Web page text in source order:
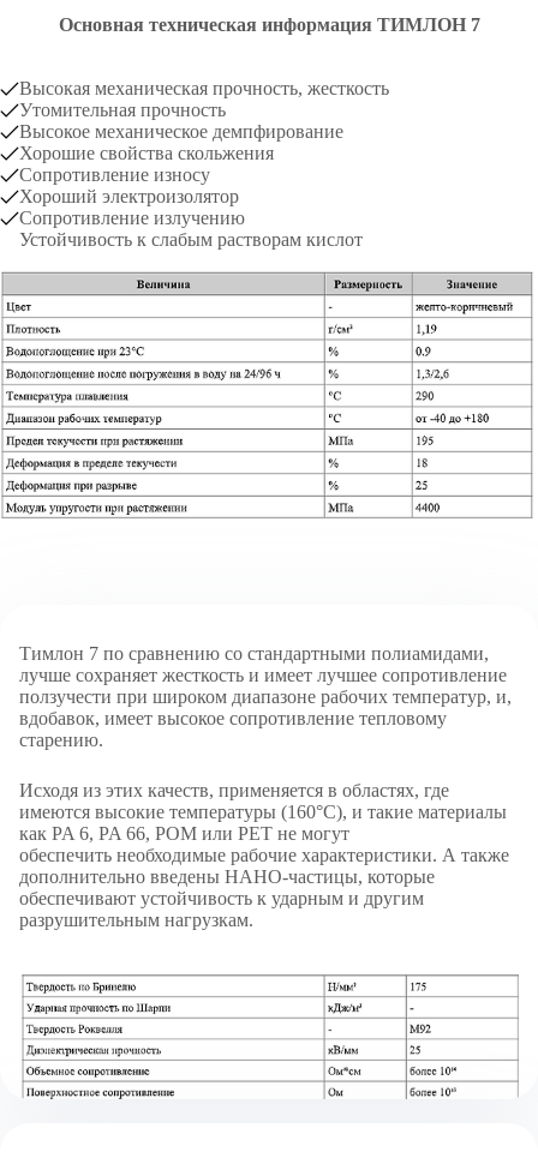
Основная техническая информация ТИМЛОН 7
Высокая механическая прочность, жесткость
Утомительная прочность
Высокое механическое демпфирование
Хорошие свойства скольжения
Сопротивление износу
Хороший электроизолятор
Сопротивление излучению
Устойчивость к слабым растворам кислот
Тимлон 7 по сравнению со стандартными полиамидами,
лучше сохраняет жесткость и имеет лучшее сопротивление
ползучести при широком диапазоне рабочих температур, и,
вдобавок, имеет высокое сопротивление тепловому
старению.
Исходя из этих качеств, применяется в областях, где
имеются высокие температуры (160°C), и такие материалы
как PA 6, PA 66, POM или PET не могут
обеспечить необходимые рабочие характеристики. А также
дополнительно введены НАНО-частицы, которые
обеспечивают устойчивость к ударным и другим
разрушительным нагрузкам.